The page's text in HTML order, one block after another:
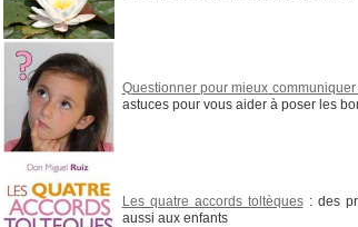
Questionner pour mieux
astuces pour vous aider à poser les
Les quatre accords toltèques: des
aussi aux enfants